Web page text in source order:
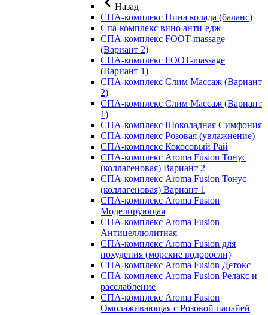
Назад
СПА-комплекс Пина колада (баланс)
Cпа-комплекс вино анти-едж
СПА-комплекс FOOT-massage
(Вариант 2)
СПА-комплекс FOOT-massage
(Вариант 1)
СПА-комплекс Слим Массаж (Вариант
2)
СПА-комплекс Слим Массаж (Вариант
1)
СПА-комплекс Шоколадная Симфония
СПА-комплекс Розовая (увлажнение)
СПА-комплекс Кокосовый Рай
СПА-комплекс Aroma Fusion Тонус
(коллагеновая) Вариант 2
СПА-комплекс Aroma Fusion Тонус
(коллагеновая) Вариант 1
СПА-комплекс Aroma Fusion
Моделирующая
СПА-комплекс Aroma Fusion
Антицеллюлитная
СПА-комплекс Aroma Fusion для
похудения (морские водоросли)
СПА-комплекс Aroma Fusion Детокс
СПА-комплекс Aroma Fusion Релакс и
расслабление
СПА-комплекс Aroma Fusion
Омолаживающая с Розовой папайей